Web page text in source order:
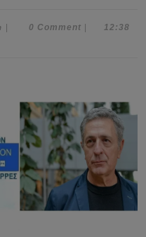
admin0 Comment
12:38